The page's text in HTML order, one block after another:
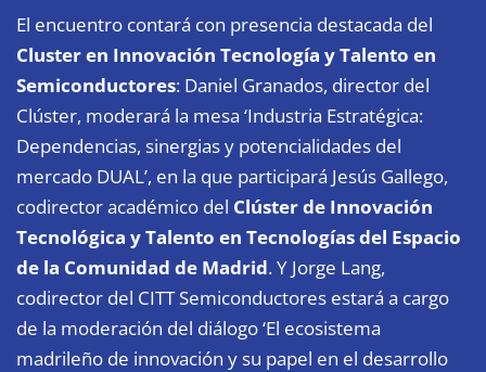
El encuentro contará con presencia destacada del
Cluster en Innovación Tecnología y Talento en
Semiconductores: Daniel Granados, director del
Clúster, moderará la mesa ‘Industria Estratégica:
Dependencias, sinergias y potencialidades del
mercado DUAL’, en la que participará Jesús Gallego,
codirector académico del Clúster de Innovación
Tecnológica y Talento en Tecnologías del Espacio
de la Comunidad de Madrid. Y Jorge Lang,
codirector del CITT Semiconductores estará a cargo
de la moderación del diálogo ‘El ecosistema
madrileño de innovación y su papel en el desarrollo